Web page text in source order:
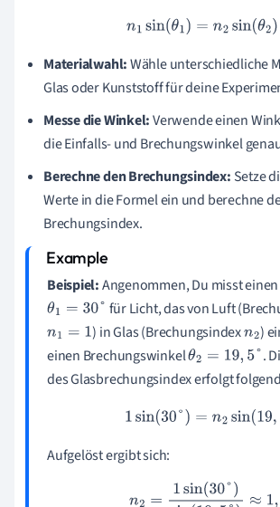
n1sin(θ1 )=n2sin(θ2)
Materialwahl:Wähle unterschiedliche
Glas oder Kunststoff für deine
Messe die Winkel:Verwende einen
die Einfalls- und Brechungswinkel
Berechne den Brechungsindex: Setze
Werte in die Formel ein und berechne
Brechungsindex.
Beispiel:Angenommen, Du misst
θ1 =30 °
für Licht, das von Luft
n1=1 ) in Glas (Brechungsindexn2)
einen Brechungswinkelθ2 =19 ,5°
.
des Glasbrechungsindex erfolgt
1sin(30 °)= n2sin(19,5°)
Aufgelöst ergibt sich:
n2 =1 sin(30°)sin( 19 5°) ≈1